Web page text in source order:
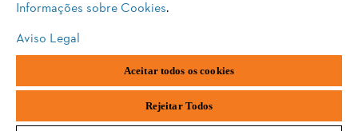
Informações sobre Cookies.
Aviso Legal
Aceitar todos os cookies
Rejeitar Todos